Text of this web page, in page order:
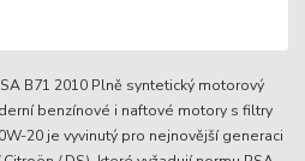
B71 2010 Plně syntetický motorový
benzínové i naftové motory s filtry
20 je vyvinutý pro nejnovější generaci